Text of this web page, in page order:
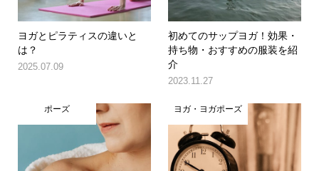
ヨガとピラティスの違いと
は？
2025.07.09
初めてのサップヨガ！効果・
持ち物・おすすめの服装を紹
介
2023.11.27
ポーズ ヨガ・ヨガポーズ